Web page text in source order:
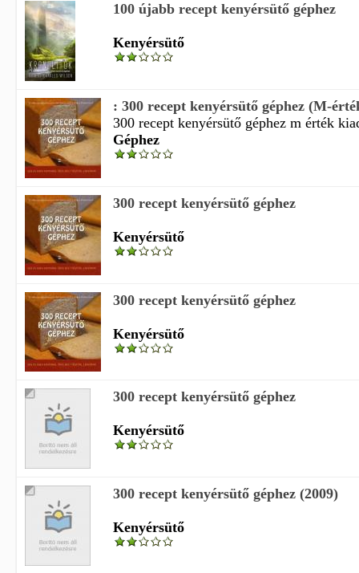
100 újabb recept kenyérsütő géphez
Kenyérsütő
: 300 recept kenyérsütő géphez (M-
300 recept kenyérsütő géphez m érték
Géphez
300 recept kenyérsütő géphez
Kenyérsütő
300 recept kenyérsütő géphez
Kenyérsütő
300 recept kenyérsütő géphez
Kenyérsütő
300 recept kenyérsütő géphez (2009)
Kenyérsütő